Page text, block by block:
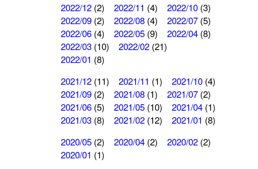
2022/12 (2) 2022/11 (4) 2022/10 (3)
2022/09 (2) 2022/08 (4) 2022/07 (5)
2022/06 (4) 2022/05 (9) 2022/04 (8)
2022/03 (10) 2022/02 (21)
2022/01 (8)
2021/12 (11) 2021/11 (1) 2021/10 (4)
2021/09 (2) 2021/08 (1) 2021/07 (2)
2021/06 (5) 2021/05 (10) 2021/04 (1)
2021/03 (8) 2021/02 (12) 2021/01 (8)
2020/05 (2) 2020/04 (2) 2020/02 (2)
2020/01 (1)